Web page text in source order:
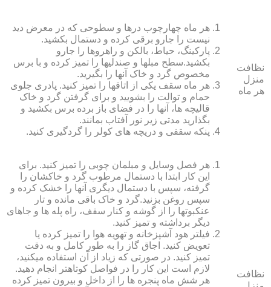
نظافت
منزل
هر ماه
هر ماه چهارچوب درها و سطوحی که در معرض دید
نیست را جارو برقی کرده و دستمال بکشید.
پارکینگ، حیاط، بالکن و راهروها را جارو
بکشید.سطح مبل‏ها و صندلی‏ها را تمیز کرده و با برس
مخصوص گرد و خاک آنها را بگیرید.
هر ماه سقف یکی از اتاق‏ها را تمیز کنید. پادری جلوی
حمام و توالت را بشویید و برای گرفتن گرد و خاک
قالیچه‏ ها، آنها را در فضای باز برده برس بکشید و
بگذارید مدتی زیر نور آفتاب بمانند.
پنکه سقفی و دریچه‏ های کولر را گردگیری کنید.
نظافت
هر فصل وسایل و مبلمان چوبی را تمیز کنید. برای
این کار ابتدا با دستمال مرطوب گرد و خاک‏شان را
گرفته، سپس با دستمال دیگری آنها را خشک کرده و
سپس روغن بزنید.گرد و خاک باقی مانده و تار
عنکبوت‏ها را از گوشه و کنار سقف، راه پله‏ ها و جاهای
دیگر برداشته و تمیز کنید.
فیلتر هود آشپزخانه و تهویه هوا را تمیز کرده یا
تعویض کنید. اجاق گاز را به طور کامل و به دقت
تمیز کنید. در صورتی که زیاد از آن استفاده می‏کنید،
لازم است این کار را در فواصل کوتاه‏تر انجام دهید.
هر شش ماه پنجره‏ ها را از داخل و بیرون تمیز کرده